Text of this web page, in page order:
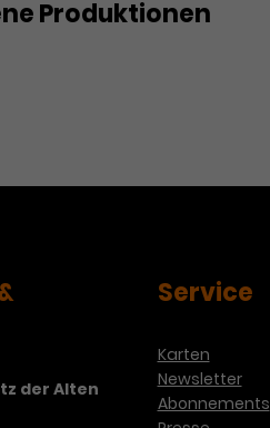
Produktionen
der Alten
Service
Karten
Newsletter
Abonnements